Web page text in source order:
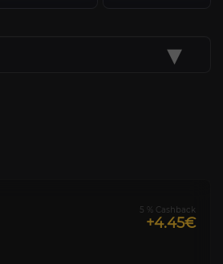
▾
5 % Cashback
+4.45€